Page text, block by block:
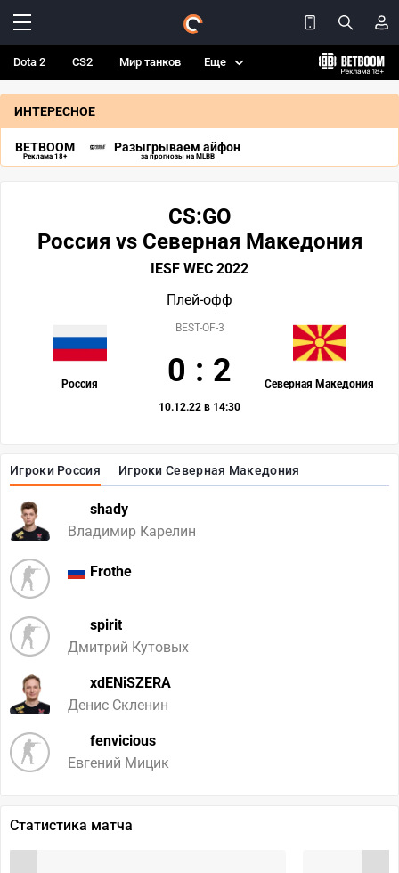
Dota 2 CS2 Мир танков Еще
ИНТЕРЕСНОЕ
BETBOOM
Реклама 18+
Разыгрываем айфон
за прогнозы на MLBB
Игроки Россия Игроки Северная Македония
shady
Владимир Карелин
Frothe
spirit
Дмитрий Кутовых
xdENiSZERA
Денис Скленин
fenvicious
Евгений Мицик
CS:GO
Россия vs Северная Македония
IESF WEC 2022
Плей-офф
Россия Северная Македония
BEST-OF-3
0 : 2
10.12.22 в 14:30
Статистика матча